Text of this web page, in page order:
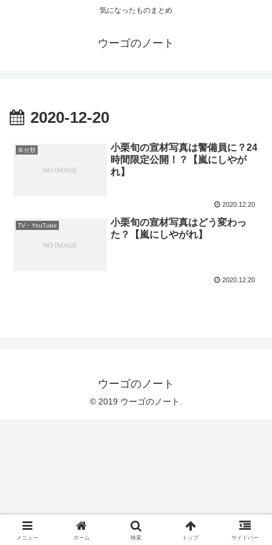
気になったものまとめ
ウーゴのノート
2020-12-20
未分類
小栗旬の宣材写真は警備員に？24
時間限定公開！？【嵐にしやが
れ】
2020.12.20
TV・YouTube
小栗旬の宣材写真はどう変わっ
た？【嵐にしやがれ】
2020.12.20
ウーゴのノート
© 2019 ウーゴのノート.
メニュー ホーム 検索 トップ サイドバー